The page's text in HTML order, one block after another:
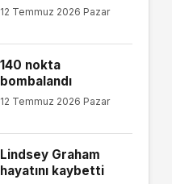
12 Temmuz 2026 Pazar
140 nokta
bombalandı
12 Temmuz 2026 Pazar
Lindsey Graham
hayatını kaybetti